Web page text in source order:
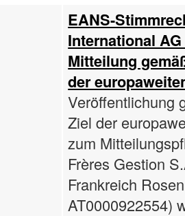
EANS-
International
Mitteilung
der
Veröffentlichung
Ziel der
zum
Frères Gestion
Frankreich
AT0000922554)